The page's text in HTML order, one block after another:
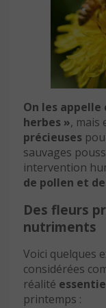
On les
herbes », mais
précieuses
sauvages
intervention
de pollen et
Des fleurs
nutriments
Voici quelques
considérées
réalité
printemps :